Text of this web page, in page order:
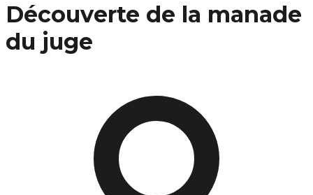
Découverte de la manade
du juge